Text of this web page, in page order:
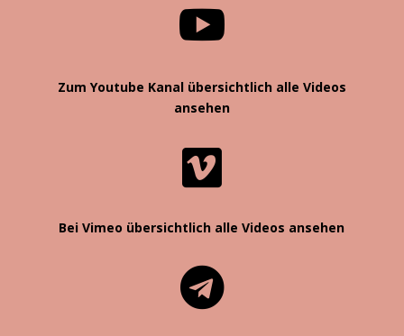

Zum Youtube Kanal übersichtlich alle Videos
ansehen

Bei Vimeo übersichtlich alle Videos ansehen
